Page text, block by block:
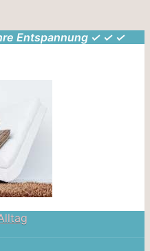
Entspannung ✓ ✓ ✓